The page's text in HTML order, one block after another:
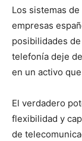
Los sistemas
empresas
posibilidades de
telefonía deje
en un activo
El verdadero
flexibilidad y
de